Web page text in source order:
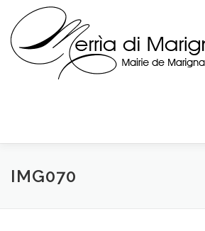
content
IMG070